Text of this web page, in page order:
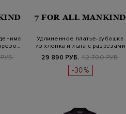
7 FOR ALL MANKIND
Удлиненное платье-рубашка
из хлопка и льна с разрезами
29 890 РУБ. 42 700 РУБ.
-30%